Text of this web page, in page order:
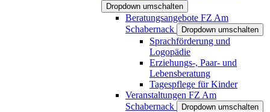
Dropdown umschalten
Beratungsangebote FZ Am
Schabernack
Dropdown umschalten
Sprachförderung und
Logopädie
Erziehungs-, Paar- und
Lebensberatung
Tagespflege für Kinder
Veranstaltungen FZ Am
Schabernack
Dropdown umschalten